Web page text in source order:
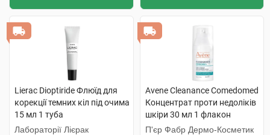
Lierac Dioptiride Флюїд для
корекції темних кіл під очима
15 мл 1 туба
Лабораторії Лієрак
Avene Cleanance Comedomed
Концентрат проти недоліків
шкіри 30 мл 1 флакон
П'єр Фабр Дермо-Косметик